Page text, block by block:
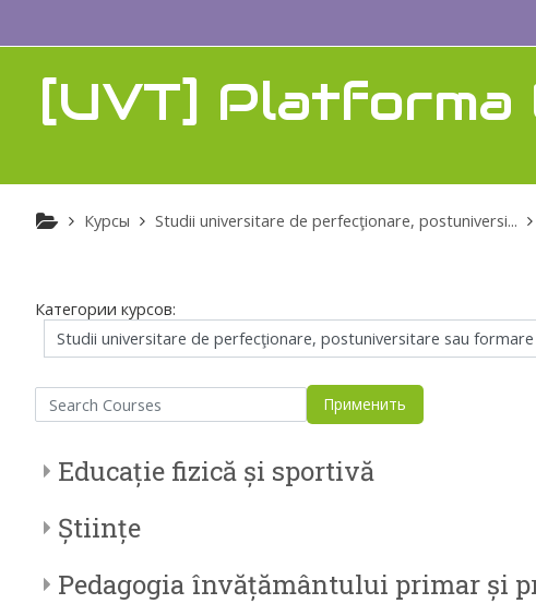
[UVT] Platforma
Курсы Studii universitare de perfecţionare, postuniversi...
Категории курсов:
Courses
Применить
Educație fizică și sportivă
Științe
Pedagogia învățământului primar și